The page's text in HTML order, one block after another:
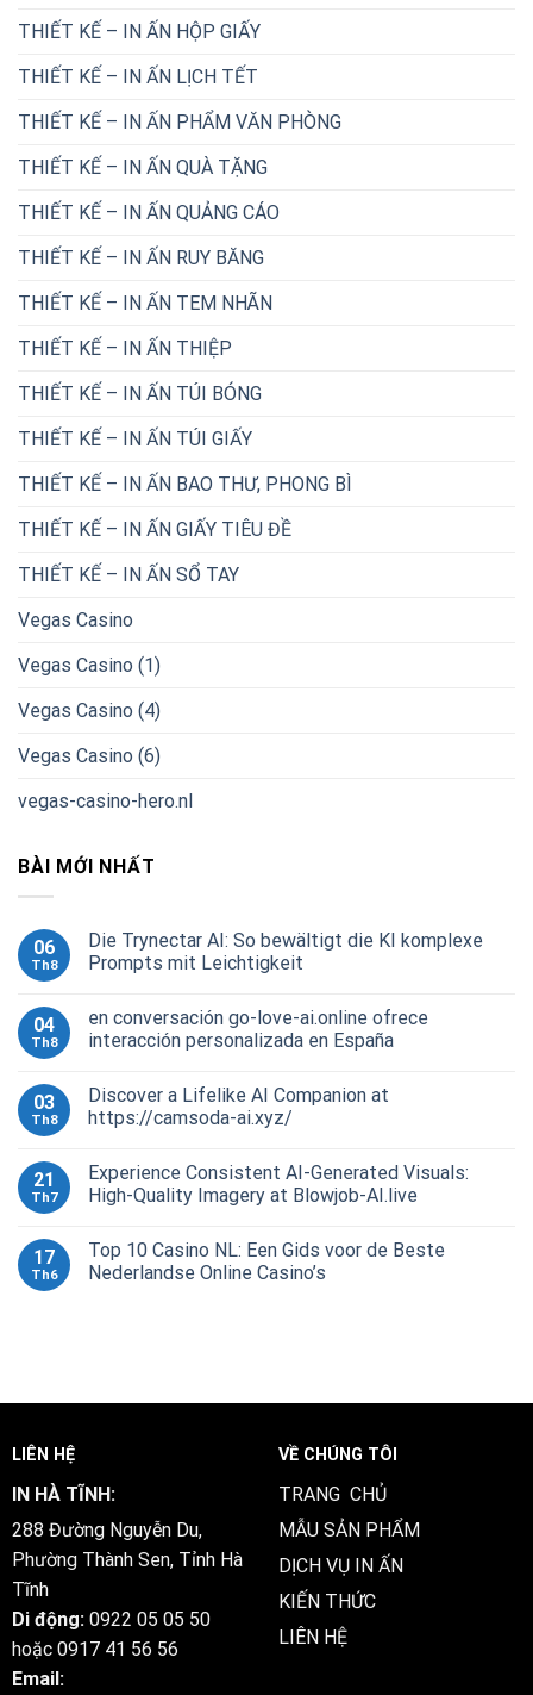
THIẾT KẾ – IN ẤN HỘP GIẤY
THIẾT KẾ – IN ẤN LỊCH TẾT
THIẾT KẾ – IN ẤN PHẨM VĂN PHÒNG
THIẾT KẾ – IN ẤN QUÀ TẶNG
THIẾT KẾ – IN ẤN QUẢNG CÁO
THIẾT KẾ – IN ẤN RUY BĂNG
THIẾT KẾ – IN ẤN TEM NHÃN
THIẾT KẾ – IN ẤN THIỆP
THIẾT KẾ – IN ẤN TÚI BÓNG
THIẾT KẾ – IN ẤN TÚI GIẤY
THIẾT KẾ – IN ẤN BAO THƯ, PHONG BÌ
THIẾT KẾ – IN ẤN GIẤY TIÊU ĐỀ
THIẾT KẾ – IN ẤN SỔ TAY
Vegas Casino
Vegas Casino (1)
Vegas Casino (4)
Vegas Casino (6)
vegas-casino-hero.nl
BÀI MỚI NHẤT
06
Th8
Die Trynectar AI: So bewältigt die KI komplexe
Prompts mit Leichtigkeit
04
Th8
en conversación go-love-ai.online ofrece
interacción personalizada en España
03
Th8
Discover a Lifelike AI Companion at
https://camsoda-ai.xyz/
21
Th7
Experience Consistent AI-Generated Visuals:
High-Quality Imagery at Blowjob-AI.live
17
Th6
Top 10 Casino NL: Een Gids voor de Beste
Nederlandse Online Casino’s
LIÊN HỆ
IN HÀ TĨNH:
288 Đường Nguyễn Du,
Phường Thành Sen, Tỉnh Hà
Tĩnh
Di động: 0922 05 05 50
hoặc 0917 41 56 56
Email:
VỀ CHÚNG TÔI
TRANG CHỦ
MẪU SẢN PHẨM
DỊCH VỤ IN ẤN
KIẾN THỨC
LIÊN HỆ